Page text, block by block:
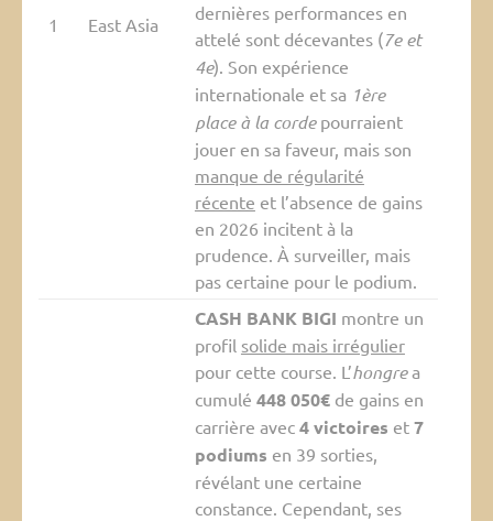
1 East Asia
dernières performances en
attelé sont décevantes (7e et
4e). Son expérience
internationale et sa 1ère
place à la cordepourraient
jouer en sa faveur, mais son
manque de régularité
récente et l’absence de gains
en 2026 incitent à la
prudence. À surveiller, mais
pas certaine pour le podium.
CASH BANK BIGI montre un
profil solide mais irrégulier
pour cette course. L’hongrea
cumulé 448 050€de gains en
carrière avec 4 victoires et 7
podiums en 39 sorties,
révélant une certaine
constance. Cependant, ses